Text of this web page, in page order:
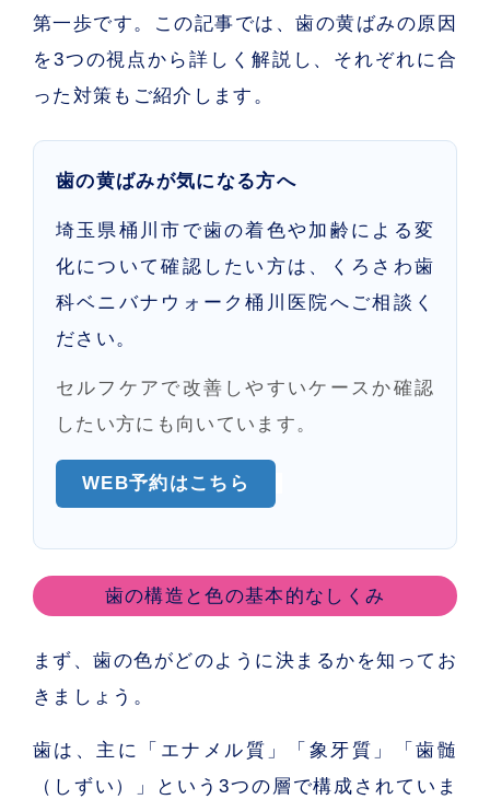
第一歩です。この記事では、歯の黄ばみの原因
を3つの視点から詳しく解説し、それぞれに合
った対策もご紹介します。
歯の黄ばみが気になる方へ
埼玉県桶川市で歯の着色や加齢による変
化について確認したい方は、くろさわ歯
科ベニバナウォーク桶川医院へご相談く
ださい。
セルフケアで改善しやすいケースか確認
したい方にも向いています。
WEB予約はこちら
歯の構造と色の基本的なしくみ
まず、歯の色がどのように決まるかを知ってお
きましょう。
歯は、主に「 エナメル質 」「 象牙質 」「歯髄
（しずい）
」という3つの層で構成されていま